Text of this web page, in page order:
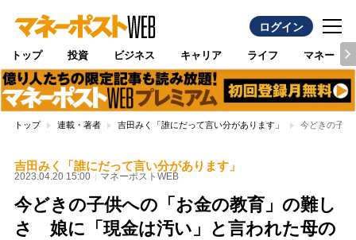
ログイン
トップ 投資 ビジネス キャリア ライフ マネー
トップ 連載・著者 吉田みく「誰にだって言い分があります」 今どきの子
吉田みく「誰にだって言い分があります」
2023.04.20 15:00 マネーポストWEB
今どきの子供への「お金の教育」の難し
さ 娘に「現金は汚い」と言われた母の